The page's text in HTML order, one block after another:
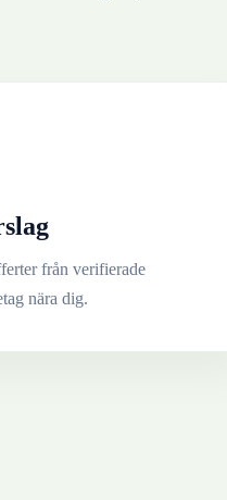
från verifierade
nära dig.